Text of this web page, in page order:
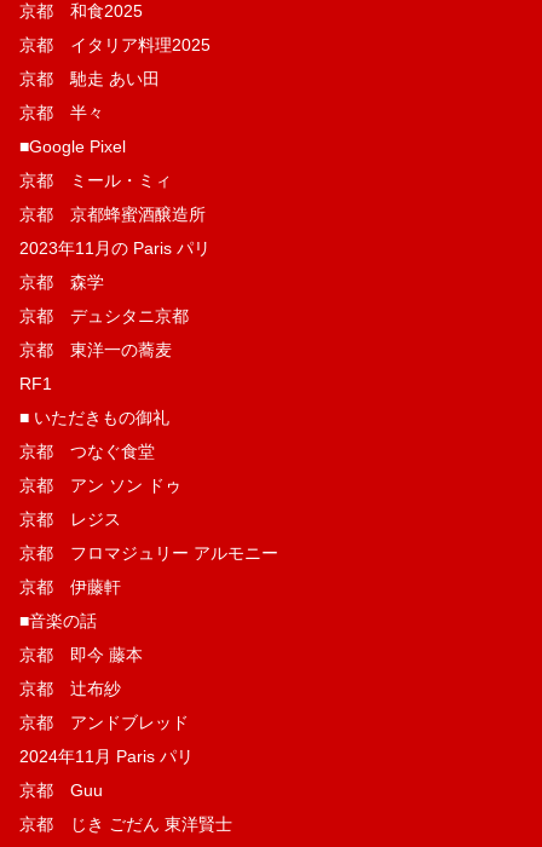
京都 和食2025
京都 イタリア料理2025
京都 馳走 あい田
京都 半々
■Google Pixel
京都 ミール・ミィ
京都 京都蜂蜜酒醸造所
2023年11月の Paris パリ
京都 森学
京都 デュシタニ京都
京都 東洋一の蕎麦
RF1
■ いただきもの御礼
京都 つなぐ食堂
京都 アン ソン ドゥ
京都 レジス
京都 フロマジュリー アルモニー
京都 伊藤軒
■音楽の話
京都 即今 藤本
京都 辻布紗
京都 アンドブレッド
2024年11月 Paris パリ
京都 Guu
京都 じき ごだん 東洋賢士